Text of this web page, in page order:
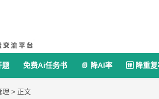
题 免费Ai任务书  降AI率  降重
理 > 正文